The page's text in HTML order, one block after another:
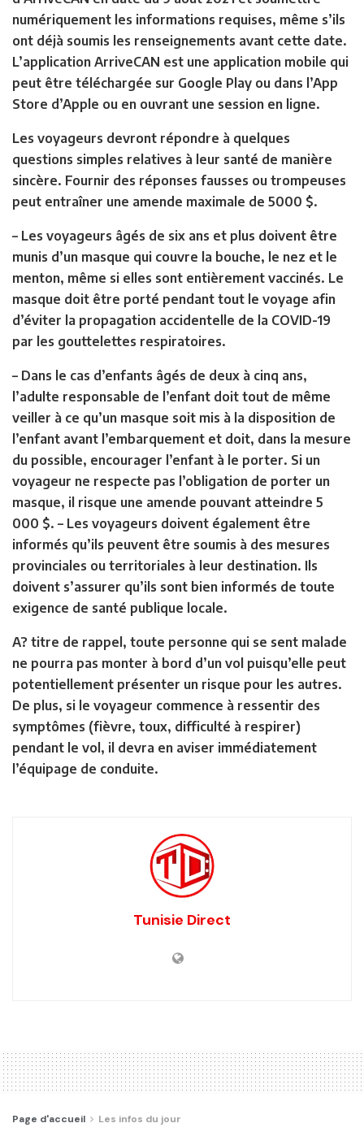
numériquement les informations requises, même s’ils
ont déjà soumis les renseignements avant cette date.
L’application ArriveCAN est une application mobile qui
peut être téléchargée sur Google Play ou dans l’App
Store d’Apple ou en ouvrant une session en ligne.
Les voyageurs devront répondre à quelques
questions simples relatives à leur santé de manière
sincère. Fournir des réponses fausses ou trompeuses
peut entraîner une amende maximale de 5000 $.
– Les voyageurs âgés de six ans et plus doivent être
munis d’un masque qui couvre la bouche, le nez et le
menton, même si elles sont entièrement vaccinés. Le
masque doit être porté pendant tout le voyage afin
d’éviter la propagation accidentelle de la COVID-19
par les gouttelettes respiratoires.
– Dans le cas d’enfants âgés de deux à cinq ans,
l’adulte responsable de l’enfant doit tout de même
veiller à ce qu’un masque soit mis à la disposition de
l’enfant avant l’embarquement et doit, dans la mesure
du possible, encourager l’enfant à le porter. Si un
voyageur ne respecte pas l’obligation de porter un
masque, il risque une amende pouvant atteindre 5
000 $. – Les voyageurs doivent également être
informés qu’ils peuvent être soumis à des mesures
provinciales ou territoriales à leur destination. Ils
doivent s’assurer qu’ils sont bien informés de toute
exigence de santé publique locale.
A? titre de rappel, toute personne qui se sent malade
ne pourra pas monter à bord d’un vol puisqu’elle peut
potentiellement présenter un risque pour les autres.
De plus, si le voyageur commence à ressentir des
symptômes (fièvre, toux, difficulté à respirer)
pendant le vol, il devra en aviser immédiatement
l’équipage de conduite.
Tunisie Direct
Page d'accueil Les infos du jour